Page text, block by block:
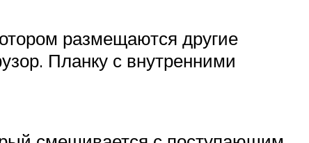
размещаются другие
Планку с внутренними